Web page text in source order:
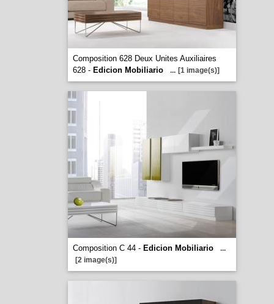
Composition 628 Deux Unites Auxiliaires
628 - Edicion Mobiliario ... [1 image(s)]
Composition C 44 - Edicion Mobiliario
...
[2 image(s)]